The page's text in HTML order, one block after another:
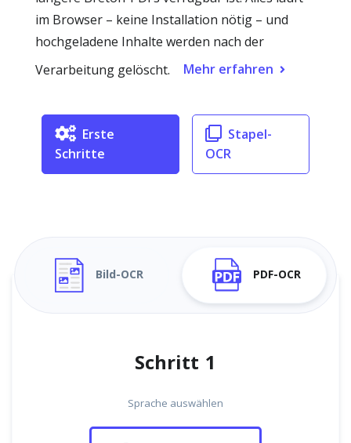
im Browser – keine Installation nötig – und
hochgeladene Inhalte werden nach der
Verarbeitung gelöscht.
Mehr erfahren
Erste
Schritte
Stapel-
OCR
Bild-OCR PDF-OCR
Schritt 1
Sprache auswählen